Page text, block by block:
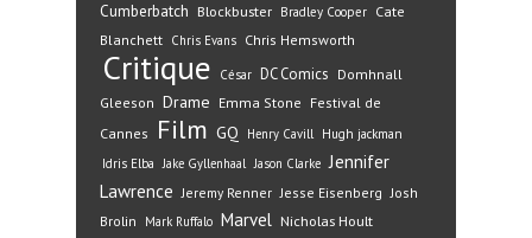
Cumberbatch Blockbuster Bradley Cooper Cate
Blanchett Chris Evans Chris Hemsworth
Critique César DC Comics Domhnall
Gleeson Drame Emma Stone Festival de
Cannes
Film GQ Henry Cavill Hugh jackman
Idris Elba Jake Gyllenhaal Jason Clarke Jennifer
Lawrence Jeremy Renner Jesse Eisenberg Josh
Brolin
Mark Ruffalo Marvel Nicholas Hoult